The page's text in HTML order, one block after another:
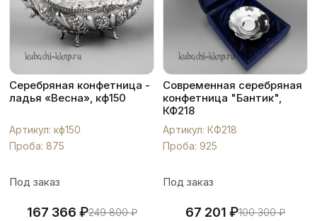
Серебряная конфетница -
ладья «Весна», кф150
Артикул: кф150
Проба: 875
Под заказ
167 366 ₽249 800₽
Современная серебряная
конфетница "Бантик",
КФ218
Артикул: КФ218
Проба: 925
Под заказ
67 201 ₽100 300₽